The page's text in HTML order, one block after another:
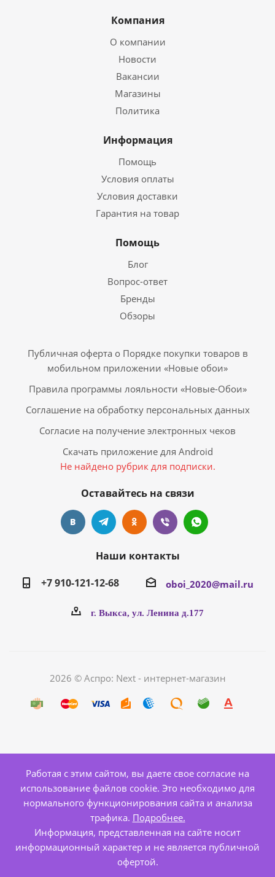
Компания
О компании
Новости
Вакансии
Магазины
Политика
Информация
Помощь
Условия оплаты
Условия доставки
Гарантия на товар
Помощь
Блог
Вопрос-ответ
Бренды
Обзоры
Публичная оферта о Порядке покупки товаров в
мобильном приложении «Новые обои»
Правила программы лояльности «Новые-Обои»
Соглашение на обработку персональных данных
Согласие на получение электронных чеков
Скачать приложение для Android
Не найдено рубрик для подписки.
Оставайтесь на связи
Наши контакты
+7 910-121-12-68
oboi_2020@mail.ru
г. Выкса, ул. Ленина д.177
2026 © Аспро: Next - интернет-магазин
Работая с этим сайтом, вы даете свое согласие на
использование файлов cookie. Это необходимо для
нормального функционирования сайта и анализа
трафика. Подробнее.
Информация, представленная на сайте носит
информационный характер и не является публичной
офертой.